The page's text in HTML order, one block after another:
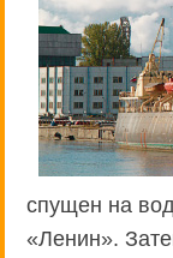
спущен на
«Ленин».